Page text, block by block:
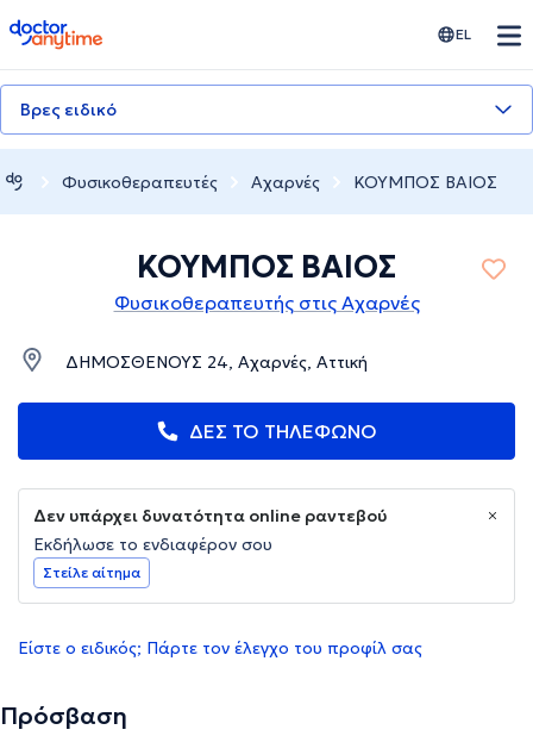
doctoranytime EL
Βρες ειδικό
Φυσικοθεραπευτές Αχαρνές ΚΟΥΜΠΟΣ ΒΑΙΟΣ
ΚΟΥΜΠΟΣ ΒΑΙΟΣ
Φυσικοθεραπευτής στις Αχαρνές
ΔΗΜΟΣΘΕΝΟΥΣ 24, Αχαρνές, Αττική
ΔΕΣ ΤΟ ΤΗΛΕΦΩΝΟ
Δεν υπάρχει δυνατότητα online ραντεβού
Εκδήλωσε το ενδιαφέρον σου
Στείλε αίτημα
Είστε ο ειδικός; Πάρτε τον έλεγχο του προφίλ σας
Πρόσβαση